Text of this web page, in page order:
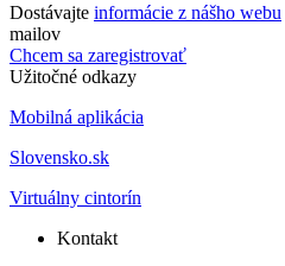
Dostávajte informácie z nášho webu
mailov
Chcem sa zaregistrovať
Užitočné odkazy
Mobilná aplikácia
Slovensko.sk
Virtuálny cintorín
Kontakt